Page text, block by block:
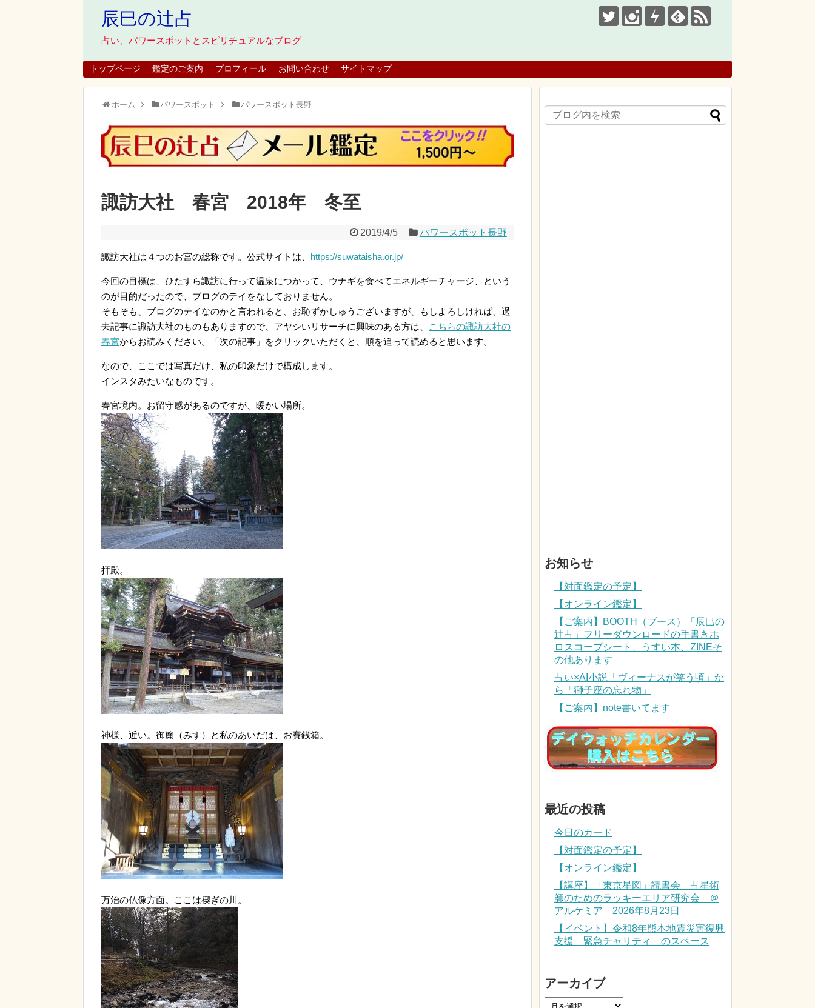
辰巳の辻占
占い、パワースポットとスピリチュアルなブログ
トップページ 鑑定のご案内 プロフィール お問い合わせ サイトマップ
ホーム パワースポット パワースポット長野
諏訪大社 春宮 2018年 冬至
2019/4/5 パワースポット長野
諏訪大社は４つのお宮の総称です。公式サイトは、 https://suwataisha.or.jp/
今回の目標は、ひたすら諏訪に行って温泉につかって、ウナギを食べてエネルギーチャージ、という
のが目的だったので、ブログのテイをなしておりません。
そもそも、ブログのテイなのかと言われると、お恥ずかしゅうございますが、もしよろしければ、過
去記事に諏訪大社のものもありますので、アヤシいリサーチに興味のある方は、
こちらの諏訪大社の
春宮からお読みください。「次の記事」をクリックいただくと、順を追って読めると思います。
なので、ここでは写真だけ、私の印象だけで構成します。
インスタみたいなものです。
春宮境内。お留守感があるのですが、暖かい場所。
拝殿。
神様、近い。御簾（みす）と私のあいだは、お賽銭箱。
万治の仏像方面。ここは禊ぎの川。
お知らせ
【対面鑑定の予定】
【オンライン鑑定】
【ご案内】BOOTH（ブース）「辰巳の
辻占」フリーダウンロードの手書きホ
ロスコープシート、うすい本、ZINEそ
の他あります
占い×AI小説「ヴィーナスが笑う頃」か
ら「獅子座の忘れ物」
【ご案内】note書いてます
最近の投稿
今日のカード
【対面鑑定の予定】
【オンライン鑑定】
【講座】「東京星図」読書会 占星術
師のためのラッキーエリア研究会 ＠
アルケミア 2026年8月23日
【イベント】令和8年熊本地震災害復興
支援 緊急チャリティ のスペース
アーカイブ